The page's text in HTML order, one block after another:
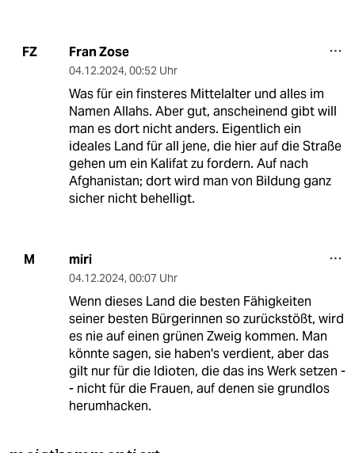
FZ Fran Zose
04.12.2024, 00:52 Uhr
Was für ein finsteres Mittelalter und alles im
Namen Allahs. Aber gut, anscheinend gibt will
man es dort nicht anders. Eigentlich ein
ideales Land für all jene, die hier auf die Straße
gehen um ein Kalifat zu fordern. Auf nach
Afghanistan; dort wird man von Bildung ganz
sicher nicht behelligt.
M miri
04.12.2024, 00:07 Uhr
Wenn dieses Land die besten Fähigkeiten
seiner besten Bürgerinnen so zurückstößt, wird
es nie auf einen grünen Zweig kommen. Man
könnte sagen, sie haben's verdient, aber das
gilt nur für die Idioten, die das ins Werk setzen -
- nicht für die Frauen, auf denen sie grundlos
herumhacken.